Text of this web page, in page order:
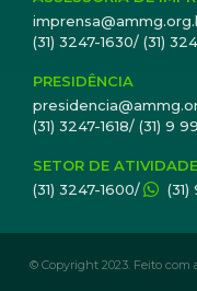
(31) 3247-1630/ (31)
PRESIDÊNCIA
(31) 3247-1618/ (31) 9
SETOR DE
(31) 3247-1600/
© Copyright 2023. Feito com